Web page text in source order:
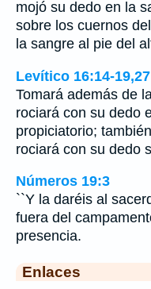
mojó su dedo en la
sobre los cuernos
la sangre al pie del
Levítico 16:14-19,27
Tomará además de
rociará con su dedo
propiciatorio;
rociará con su dedo
Números 19:3
``Y la daréis al
fuera del
presencia.
Enlaces